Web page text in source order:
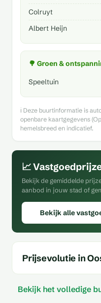
Colruyt
Albert Heijn
🌳 Groen &
Speeltuin
ℹ️ Deze buurtinformatie is
openbare kaartgegevens
hemelsbreed en indicatief.
📈
Bekijk de gemiddelde
aanbod in jouw stad of
Bekijk alle
Prijsevolutie in
Bekijk het volledige